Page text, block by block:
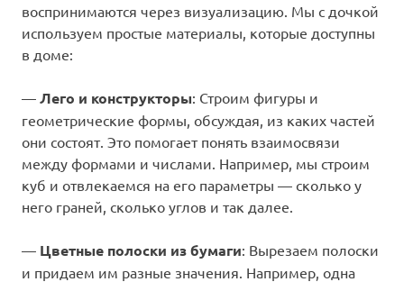
воспринимаются через визуализацию. Мы с дочкой
используем простые материалы, которые доступны
в доме:
— Лего и конструкторы: Строим фигуры и
геометрические формы, обсуждая, из каких частей
они состоят. Это помогает понять взаимосвязи
между формами и числами. Например, мы строим
куб и отвлекаемся на его параметры — сколько у
него граней, сколько углов и так далее.
— Цветные полоски из бумаги: Вырезаем полоски
и придаем им разные значения. Например, одна